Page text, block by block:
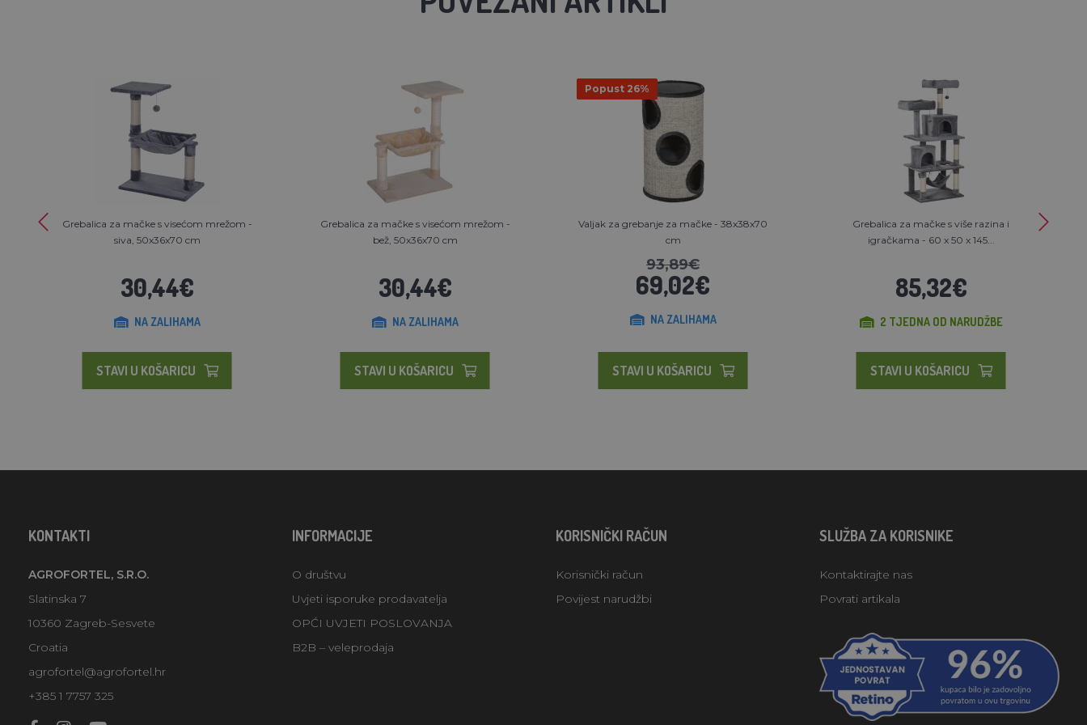
Grebalica za mačke s visećom mrežom -
siva, 50x36x70 cm
30,44€
NA ZALIHAMA
STAVI U KOŠARICU
Grebalica za mačke s visećom mrežom -
bež, 50x36x70 cm
30,44€
NA ZALIHAMA
STAVI U KOŠARICU
Popust 26%
Valjak za grebanje za mačke - 38x38x70
cm
93,89€
69,02€
NA ZALIHAMA
STAVI U KOŠARICU
Grebalica za mačke s više razina i
igračkama - 60 x 50 x 145...
85,32€
2 TJEDNA OD NARUDŽBE
STAVI U KOŠARICU
KONTAKTI
AGROFORTEL, S.R.O.
Slatinska 7
10360 Zagreb-Sesvete
Croatia
agrofortel@agrofortel.hr
+385 1 7757 325
INFORMACIJE
O društvu
Uvjeti isporuke prodavatelja
OPĆI UVJETI POSLOVANJA
B2B – veleprodaja
KORISNIČKI RAČUN
Korisnički račun
Povijest narudžbi
SLUŽBA ZA KORISNIKE
Kontaktirajte nas
Povrati artikala